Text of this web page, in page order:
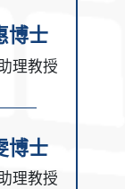
博士
理教授
博士
理教授